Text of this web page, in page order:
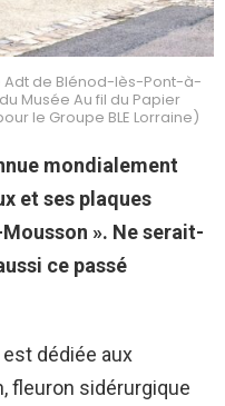
Adt de Blénod-lès-Pont-à-
Musée Au fil du Papier
le Groupe BLE Lorraine)
mondialement
et ses plaques
». Ne serait-
ce passé
est dédiée aux
fleuron sidérurgique